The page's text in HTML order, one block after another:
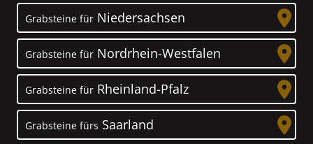
Grabsteine für Niedersachsen
Grabsteine für Nordrhein-Westfalen
Grabsteine für Rheinland-Pfalz
Grabsteine fürs Saarland